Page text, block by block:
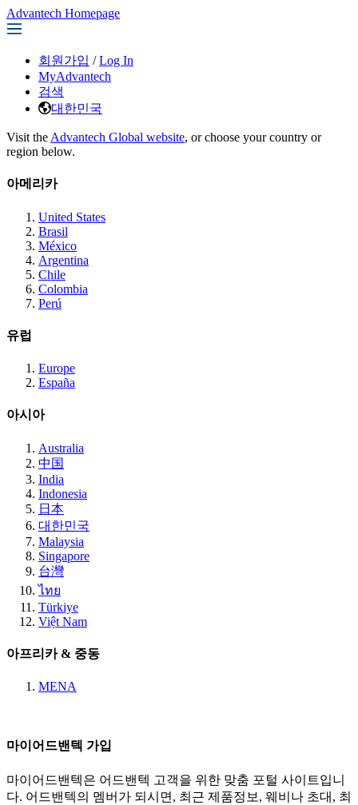
Advantech Homepage
회원가입 / Log In
MyAdvantech
검색
대한민국
Visit the Advantech Global website, or choose your country or
region below.
아메리카
United States
Brasil
México
Argentina
Chile
Colombia
Perú
유럽
Europe
España
아시아
Australia
中国
India
Indonesia
日本
대한민국
Malaysia
Singapore
台灣
ไทย
Türkiye
Việt Nam
아프리카 & 중동
MENA
마이어드밴텍 가입
마이어드밴텍은 어드밴텍 고객을 위한 맞춤 포털 사이트입니
다. 어드밴텍의 멤버가 되시면, 최근 제품정보, 웨비나 초대, 최